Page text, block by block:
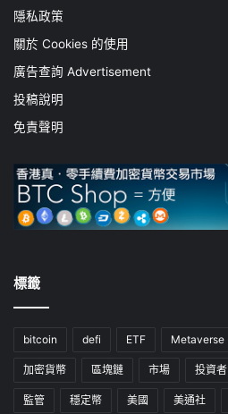
隱私政策
關於 Cookies 的使用
廣告查詢 Advertisement
投稿說明
免責聲明
標籤
bitcoin defi ETF Metaverse
加密貨幣 區塊鏈 市場 投資者
監管 穩定幣 美國 美通社